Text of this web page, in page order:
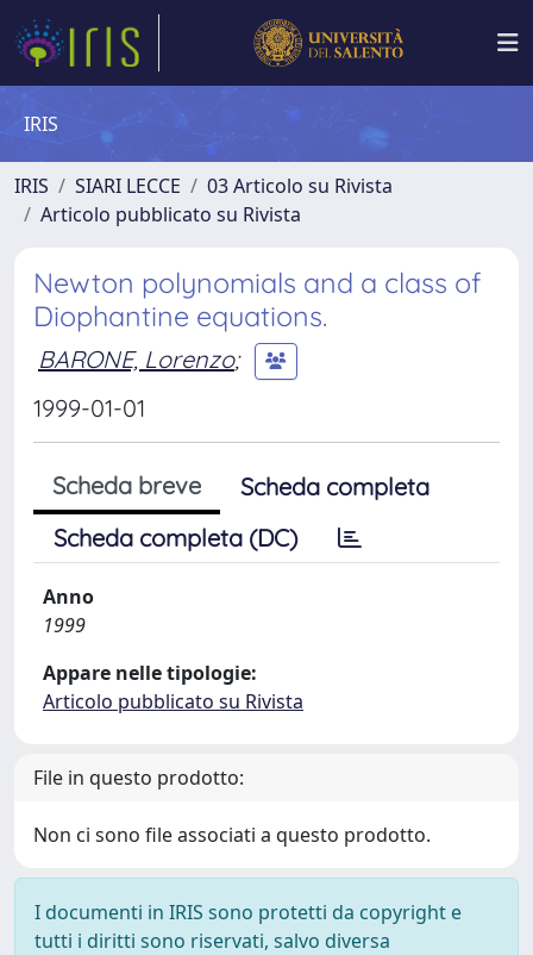
IRIS
IRIS SIARI LECCE
03 Articolo su Rivista
Articolo pubblicato su Rivista
Newton polynomials and a class of
Diophantine equations.
BARONE, Lorenzo;
1999-01-01
Scheda breve
Scheda completa
Scheda completa (DC)
Anno
1999
Appare nelle tipologie:
Articolo pubblicato su Rivista
File in questo prodotto:
Non ci sono file associati a questo prodotto.
I documenti in IRIS sono protetti da copyright e
tutti i diritti sono riservati, salvo diversa